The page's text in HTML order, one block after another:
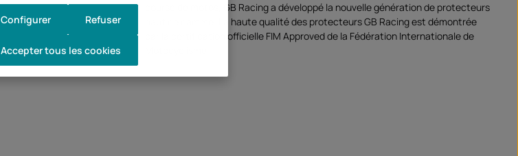
course de motos, GB Racing a développé la nouvelle génération de protecteurs
haut de gamme. La haute qualité des protecteurs GB Racing est démontrée
par la certification officielle FIM Approved de la Fédération Internationale de
Refuser
Configurer
Accepter tous les cookies